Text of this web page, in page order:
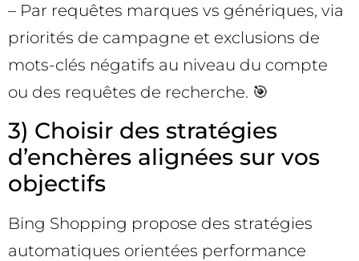
– Par requêtes marques vs génériques, via
priorités de campagne et exclusions de
mots-clés négatifs au niveau du compte
ou des requêtes de recherche. 🎯
3) Choisir des stratégies
d’enchères alignées sur vos
objectifs
Bing Shopping propose des stratégies
automatiques orientées performance